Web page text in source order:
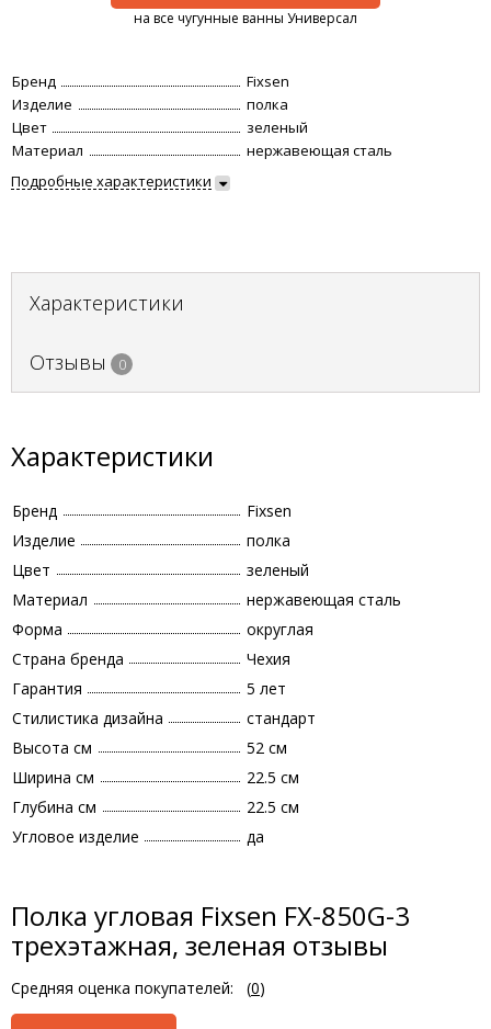
на все чугунные ванны Универсал
Бренд
Fixsen
Изделие
полка
Цвет
зеленый
Материал
нержавеющая сталь
Подробные характеристики
Характеристики
Отзывы 0
Характеристики
Бренд
Fixsen
Изделие
полка
Цвет
зеленый
Материал
нержавеющая сталь
Форма
округлая
Страна бренда
Чехия
Гарантия
5 лет
Стилистика дизайна
стандарт
Высота см
52 см
Ширина см
22.5 см
Глубина см
22.5 см
Угловое изделие
да
Полка угловая Fixsen FX-850G-3
трехэтажная, зеленая отзывы
Средняя оценка покупателей: (0)